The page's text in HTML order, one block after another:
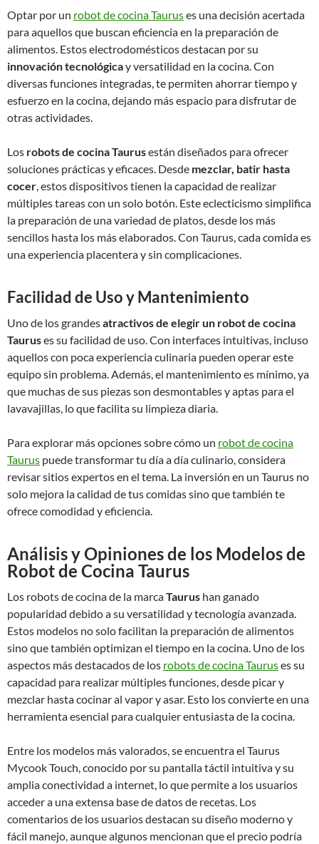
Optar por un robot de cocina Tauruses una decisión acertada
para aquellos que buscan eficiencia en la preparación de
alimentos. Estos electrodomésticos destacan por su
innovación tecnológicay versatilidad en la cocina. Con
diversas funciones integradas, te permiten ahorrar tiempo y
esfuerzo en la cocina, dejando más espacio para disfrutar de
otras actividades.
Los robots de cocina Taurusestán diseñados para ofrecer
soluciones prácticas y eficaces. Desde mezclar, batir hasta
cocer, estos dispositivos tienen la capacidad de realizar
múltiples tareas con un solo botón. Este eclecticismo simplifica
la preparación de una variedad de platos, desde los más
sencillos hasta los más elaborados. Con Taurus, cada comida es
una experiencia placentera y sin complicaciones.
Facilidad de Uso y Mantenimiento
Uno de los grandesatractivos de elegir un robot de cocina
Tauruses su facilidad de uso. Con interfaces intuitivas, incluso
aquellos con poca experiencia culinaria pueden operar este
equipo sin problema. Además, el mantenimiento es mínimo, ya
que muchas de sus piezas son desmontables y aptas para el
lavavajillas, lo que facilita su limpieza diaria.
Para explorar más opciones sobre cómo un robot de cocina
Taurus puede transformar tu día a día culinario, considera
revisar sitios expertos en el tema. La inversión en un Taurus no
solo mejora la calidad de tus comidas sino que también te
ofrece comodidad y eficiencia.
Análisis y Opiniones de los Modelos de
Robot de Cocina Taurus
Los robots de cocina de la marcaTaurus han ganado
popularidad debido a su versatilidad y tecnología avanzada.
Estos modelos no solo facilitan la preparación de alimentos
sino que también optimizan el tiempo en la cocina. Uno de los
aspectos más destacados de los robots de cocina Tauruses su
capacidad para realizar múltiples funciones, desde picar y
mezclar hasta cocinar al vapor y asar. Esto los convierte en una
herramienta esencial para cualquier entusiasta de la cocina.
Entre los modelos más valorados, se encuentra el Taurus
Mycook Touch, conocido por su pantalla táctil intuitiva y su
amplia conectividad a internet, lo que permite a los usuarios
acceder a una extensa base de datos de recetas. Los
comentarios de los usuarios destacan su diseño moderno y
fácil manejo, aunque algunos mencionan que el precio podría